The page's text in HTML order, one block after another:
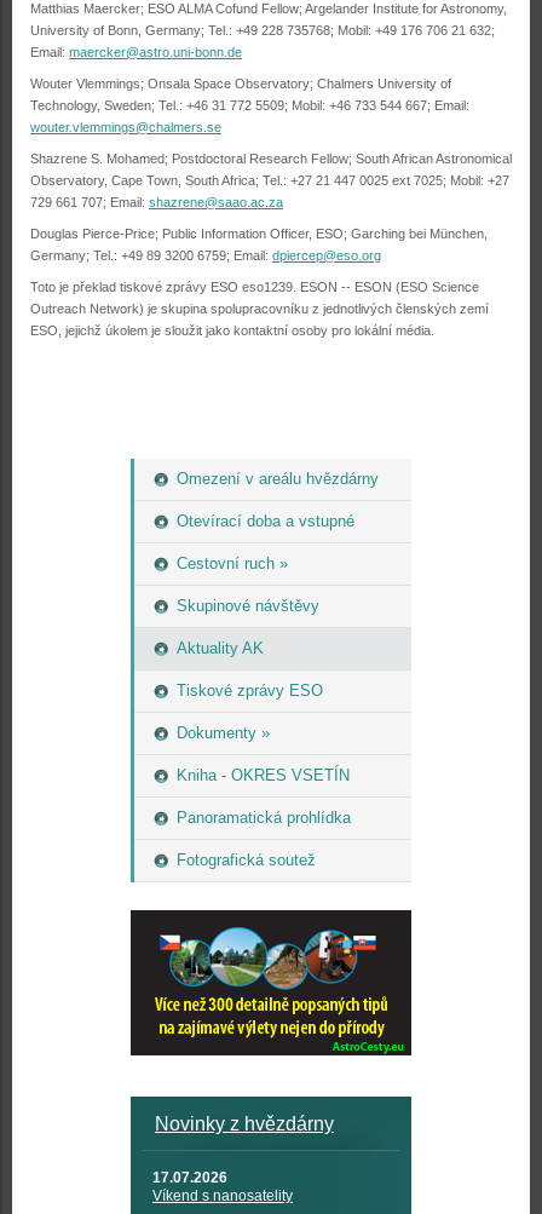
Omezení v areálu hvězdárny
Otevírací doba a vstupné
Cestovní ruch »
Skupinové návštěvy
Aktuality AK
Tiskové zprávy ESO
Dokumenty »
Kniha - OKRES VSETÍN
Panoramatická prohlídka
Fotografická soutež
Novinky z hvězdárny
17.07.2026
Víkend s nanosatelity
Matthias Maercker; ESO ALMA Cofund Fellow; Argelander Institute for Astronomy,
University of Bonn, Germany; Tel.: +49 228 735768; Mobil: +49 176 706 21 632;
Email: maercker@astro.uni-bonn.de
Wouter Vlemmings; Onsala Space Observatory; Chalmers University of
Technology, Sweden; Tel.: +46 31 772 5509; Mobil: +46 733 544 667; Email:
wouter.vlemmings@chalmers.se
Shazrene S. Mohamed; Postdoctoral Research Fellow; South African Astronomical
Observatory, Cape Town, South Africa; Tel.: +27 21 447 0025 ext 7025; Mobil: +27
729 661 707; Email: shazrene@saao.ac.za
Douglas Pierce-Price; Public Information Officer, ESO; Garching bei München,
Germany; Tel.: +49 89 3200 6759; Email: dpiercep@eso.org
Toto je překlad tiskové zprávy ESO eso1239. ESON -- ESON (ESO Science
Outreach Network) je skupina spolupracovníku z jednotlivých členských zemí
ESO, jejichž úkolem je sloužit jako kontaktní osoby pro lokální média.